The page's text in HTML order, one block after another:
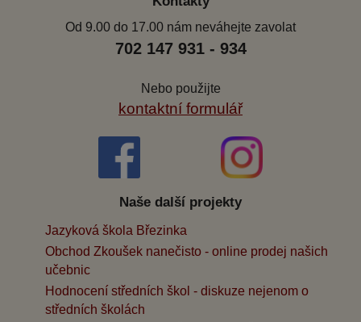
Od 9.00 do 17.00 nám neváhejte zavolat
702 147 931 - 934
Nebo použijte
kontaktní formulář
Naše další projekty
Jazyková škola Březinka
Obchod Zkoušek nanečisto - online prodej našich
učebnic
Hodnocení středních škol - diskuze nejenom o
středních školách